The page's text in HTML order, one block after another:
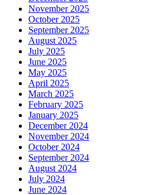
November 2025
October 2025
September 2025
August 2025
July 2025
June 2025
May 2025
April 2025
March 2025
February 2025
January 2025
December 2024
November 2024
October 2024
September 2024
August 2024
July 2024
June 2024